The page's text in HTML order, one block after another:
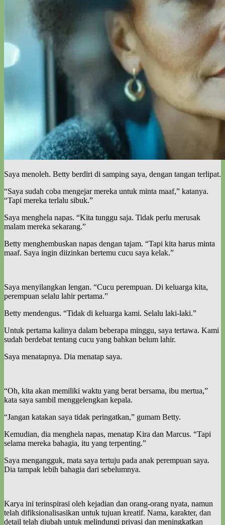
Saya menoleh. Betty berdiri di samping saya, dengan tangan terlipat.
“Saya sudah coba mengejar mereka untuk minta maaf,” katanya.
“Tapi mereka terlalu sibuk.”
Saya menghela napas. “Kita tunggu saja. Tidak perlu merusak
malam mereka sekarang.”
Betty menghembuskan napas dengan tajam. “Tapi kita harus minta
maaf. Saya ingin diizinkan bertemu cucu saya kelak.”
Saya menyilangkan lengan. “Cucu perempuan. Di keluarga kita,
perempuan selalu lahir pertama.”
Betty mendengus. “Tidak di keluarga kami. Selalu laki-laki.”
Untuk pertama kalinya dalam beberapa minggu, saya tertawa. Kami
sudah berdebat tentang cucu yang bahkan belum lahir.
Saya menatapnya. Dia menatap saya.
“Oh, kita akan memiliki waktu yang berat bersama, ibu mertua,”
kata saya sambil menggelengkan kepala.
“Jangan katakan saya tidak peringatkan,” gumam Betty.
Kemudian, dia menghela napas, menatap Kira dan Marcus. “Tapi
selama mereka bahagia, itu yang terpenting.”
Saya mengangguk, mata saya tertuju pada anak perempuan saya.
Dia tampak lebih bahagia dari sebelumnya.
Karya ini terinspirasi oleh kejadian dan orang-orang nyata, namun
telah difiksionalisasikan untuk tujuan kreatif. Nama, karakter, dan
detail telah diubah untuk melindungi privasi dan meningkatkan